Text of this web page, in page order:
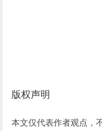
版权声明
本文仅代表作者观点，